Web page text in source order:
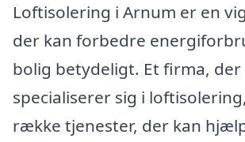
Loftisolering i Arnum er en
der kan forbedre
bolig betydeligt. Et firma, der
specialiserer sig i
række tjenester, der kan